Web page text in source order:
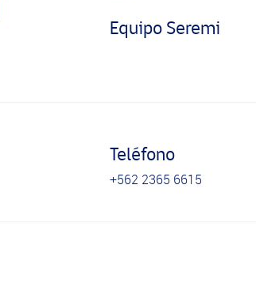
Equipo Seremi
Teléfono
+562 2365 6615